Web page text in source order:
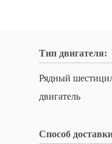
Тип двигателя:
Рядный
двигатель
Способ